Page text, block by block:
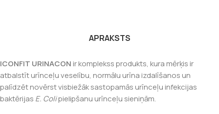
APRAKSTS
ICONFIT URINACONir komplekss produkts, kura mērķis ir
atbalstīt urīnceļu veselību, normālu urīna izdalīšanos un
palīdzēt novērst visbiežāk sastopamās urīnceļu infekcijas
baktērijas E. Colipielipšanu urīnceļu sieniņām.